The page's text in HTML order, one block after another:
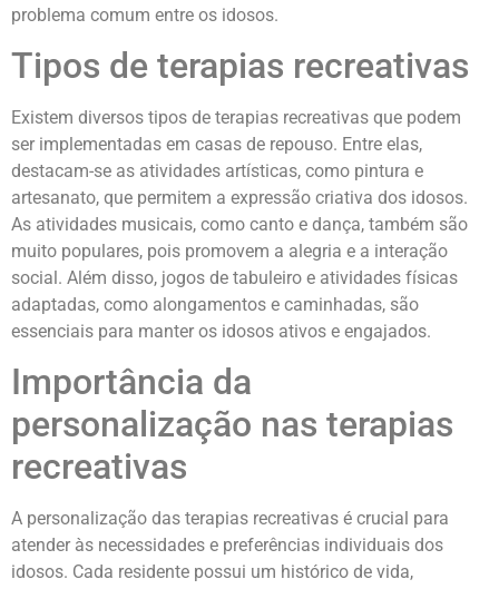
problema comum entre os idosos.
Tipos de terapias recreativas
Existem diversos tipos de terapias recreativas que podem
ser implementadas em casas de repouso. Entre elas,
destacam-se as atividades artísticas, como pintura e
artesanato, que permitem a expressão criativa dos idosos.
As atividades musicais, como canto e dança, também são
muito populares, pois promovem a alegria e a interação
social. Além disso, jogos de tabuleiro e atividades físicas
adaptadas, como alongamentos e caminhadas, são
essenciais para manter os idosos ativos e engajados.
Importância da
personalização nas terapias
recreativas
A personalização das terapias recreativas é crucial para
atender às necessidades e preferências individuais dos
idosos. Cada residente possui um histórico de vida,